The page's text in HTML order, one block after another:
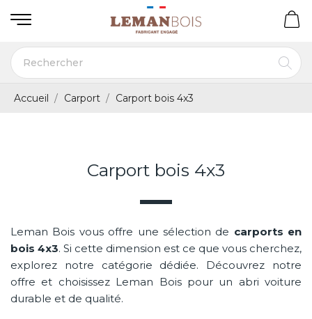
Accueil Carport Carport bois 4x3
Carport bois 4x3
Leman Bois vous offre une sélection de carports en
bois 4x3. Si cette dimension est ce que vous cherchez,
explorez notre catégorie dédiée. Découvrez notre
offre et choisissez Leman Bois pour un abri voiture
durable et de qualité.